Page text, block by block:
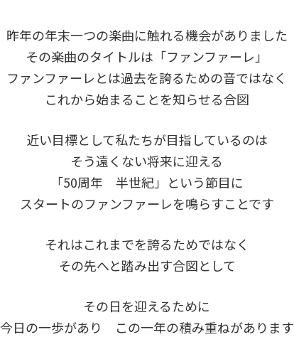
昨年の年末一つの楽曲に触れる機会がありました
その楽曲のタイトルは「ファンファーレ」
ファンファーレとは過去を誇るための音ではなく
これから始まることを知らせる合図
近い目標として私たちが目指しているのは
そう遠くない将来に迎える
「50周年 半世紀」という節目に
スタートのファンファーレを鳴らすことです
それはこれまでを誇るためではなく
その先へと踏み出す合図として
その日を迎えるために
今日の一歩があり この一年の積み重ねがあります